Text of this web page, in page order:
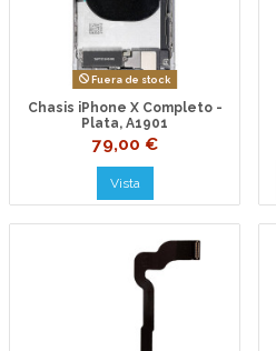
Fuera de stock
Chasis iPhone X Completo -
Plata, A1901
79,00 €
Vista